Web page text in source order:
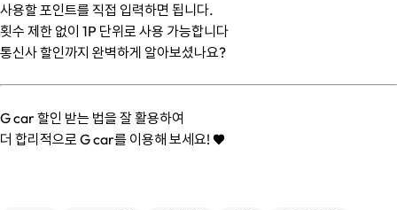
사용할 포인트를 직접 입력하면 됩니다.
횟수 제한 없이 1P 단위로 사용 가능합니다
통신사 할인까지 완벽하게 알아보셨나요?
G car 할인 받는 법을 잘 활용하여
더 합리적으로 G car를 이용해 보세요! ♥️